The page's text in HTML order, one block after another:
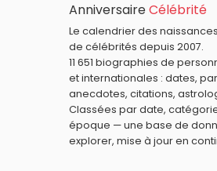
Donald Trump,
AnniversaireCélébrité
Le calendrier des
de célébrités depuis 2007.
11 651 biographies de
et internationales : dates,
anecdotes, citations,
Classées par date,
époque — une base de
explorer, mise à jour en